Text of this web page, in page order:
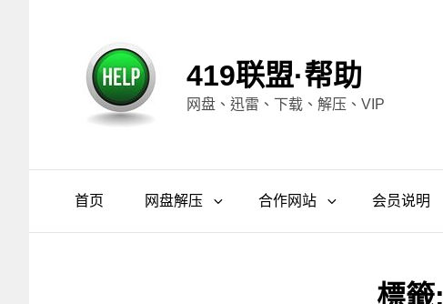
419联盟·帮助
网盘、迅雷、下载、解压、VIP
首页 网盘解压 合作网站 会员说明
標籤: